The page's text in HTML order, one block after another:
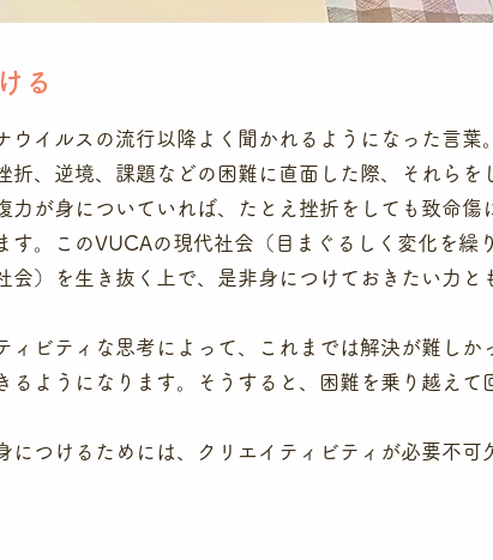
る
ウイルスの流行以降よく聞かれるようになった言葉。
折、逆境、課題などの困難に直面した際、それらを
力が身についていれば、たとえ挫折をしても致命傷
す。このVUCAの現代社会（目まぐるしく変化を繰
会）を生き抜く上で、是非身につけておきたい力と
ィビティな思考によって、これまでは解決が難しか
るようになります。そうすると、困難を乗り越えて
につけるためには、クリエイティビティが必要不可